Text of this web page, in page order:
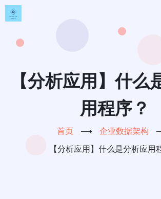
跳
转
【分析应用】什么
用程序？
首页 ⟶ 企业数据架构
【分析应用】什么是分析应用